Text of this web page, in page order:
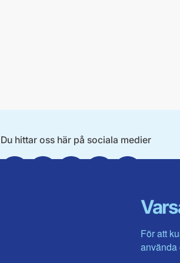
För att
använda
Du hittar oss här på sociala medier
Facebook
X InstagramLinkedinYoutube